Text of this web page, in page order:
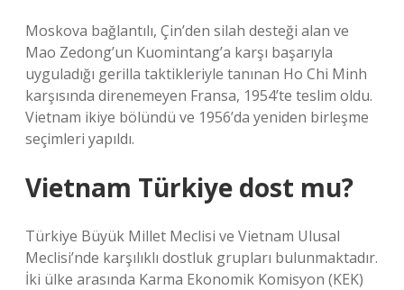
Moskova bağlantılı, Çin’den silah desteği alan ve
Mao Zedong’un Kuomintang’a karşı başarıyla
uyguladığı gerilla taktikleriyle tanınan Ho Chi Minh
karşısında direnemeyen Fransa, 1954’te teslim oldu.
Vietnam ikiye bölündü ve 1956’da yeniden birleşme
seçimleri yapıldı.
Vietnam Türkiye dost mu?
Türkiye Büyük Millet Meclisi ve Vietnam Ulusal
Meclisi’nde karşılıklı dostluk grupları bulunmaktadır.
İki ülke arasında Karma Ekonomik Komisyon (KEK)